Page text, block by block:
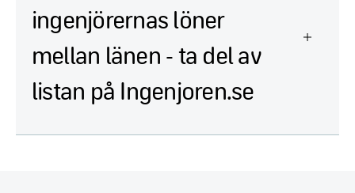
ingenjörernas löner
mellan länen - ta del av
listan på Ingenjoren.se